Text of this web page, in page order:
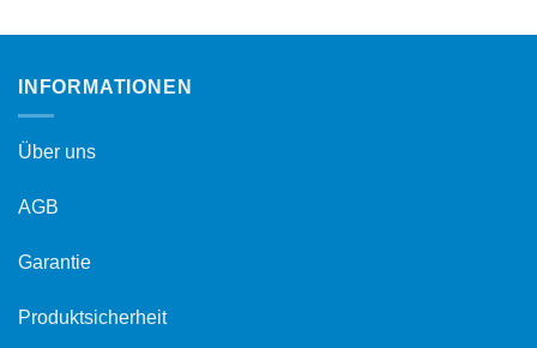
INFORMATIONEN
Über uns
AGB
Garantie
Produktsicherheit